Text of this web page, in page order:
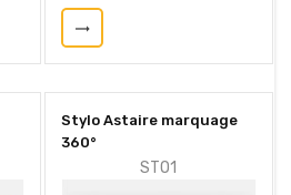
trending_flat
Stylo Astaire marquage
360°
STO1